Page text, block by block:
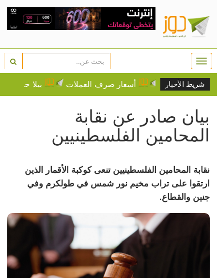
شريط الأخبار
المياه أسعار صرف العملات بيلا حديد تثير
بيان صادر عن نقابة
المحامين الفلسطينيين
نقابة المحامين الفلسطينيين تنعى كوكبة الأقمار الذين
ارتقوا على تراب مخيم نور شمس في طولكرم وفي
جنين والقطاع.